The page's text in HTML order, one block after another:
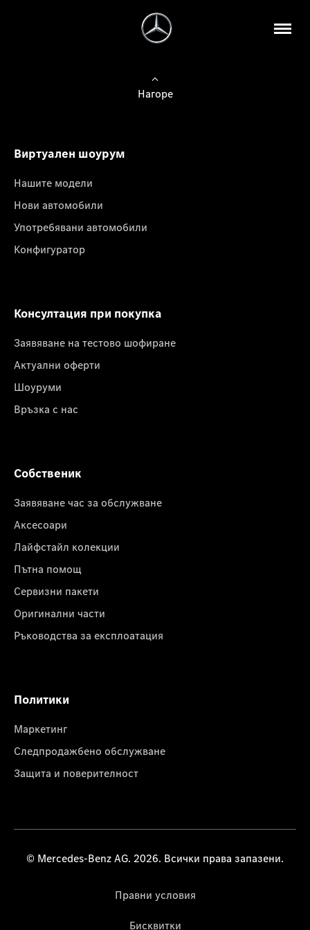
Нагоре
Виртуален шоурум
Нашите модели
Нови автомобили
Употребявани автомобили
Конфигуратор
Консултация при покупка
Заявяване на тестово шофиране
Актуални оферти
Шоуруми
Връзка с нас
Собственик
Заявяване час за обслужване
Аксесоари
Лайфстайл колекции
Пътна помощ
Сервизни пакети
Оригинални части
Ръководства за експлоатация
Политики
Маркетинг
Следпродажбено обслужване
Защита и поверителност
© Mercedes-Benz AG. 2026. Всички права запазени.
Правни условия
Бисквитки